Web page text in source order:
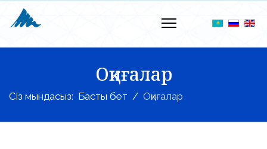
Оқиғалар
Сіз мындасыз: Басты бет Оқиғалар